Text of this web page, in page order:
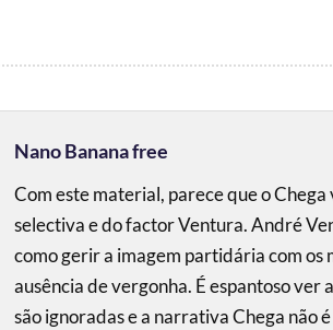
Nano Banana free
Com este material, parece que o
selectiva e do factor Ventura. André
como gerir a imagem partidária com os
ausência de vergonha. É espantoso ver
são ignoradas e a narrativa Chega não